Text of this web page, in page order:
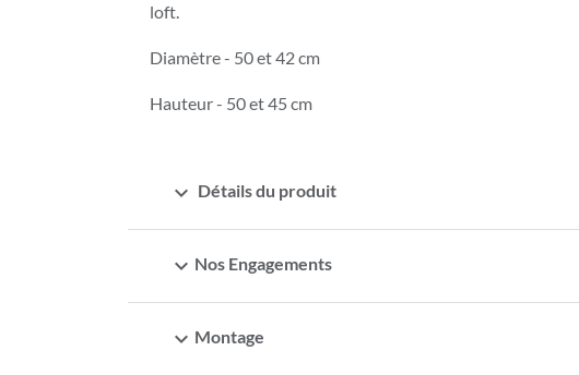
loft.
Diamètre - 50 et 42 cm
Hauteur - 50 et 45 cm
expand_more Détails du produit
expand_more Nos Engagements
expand_more Montage